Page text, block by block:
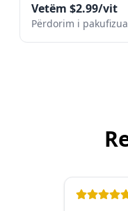
Vetëm $2.99/vit
Përdorim i